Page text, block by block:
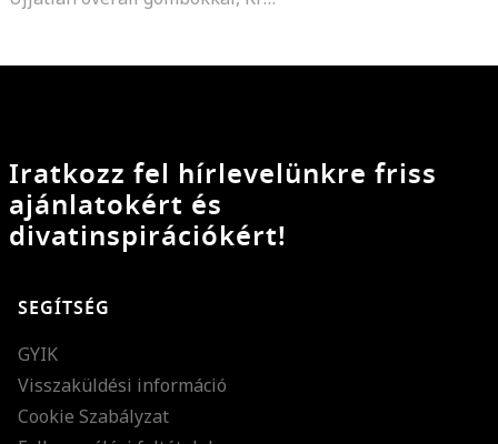
Iratkozz fel hírlevelünkre friss
ajánlatokért és
divatinspirációkért!
SEGÍTSÉG
GYIK
Visszaküldési információ
Cookie Szabályzat